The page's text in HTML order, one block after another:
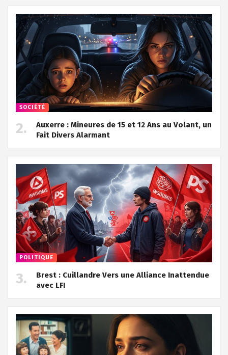
SOCIÉTÉ
Auxerre : Mineures de 15 et 12 Ans au Volant, un
Fait Divers Alarmant
POLITIQUE
Brest : Cuillandre Vers une Alliance Inattendue
avec LFI